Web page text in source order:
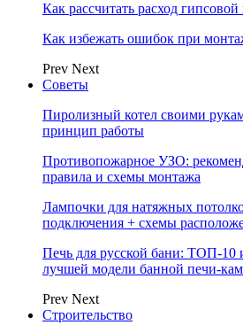
Как рассчитать расход
Как избежать ошибок при
Prev Next
Советы
Пиролизный котел своими
принцип работы
Противопожарное УЗО:
правила и схемы монтажа
Лампочки для натяжных
подключения + схемы
Печь для русской бани: ТОП-10
лучшей модели банной печи-
Prev Next
Строительство